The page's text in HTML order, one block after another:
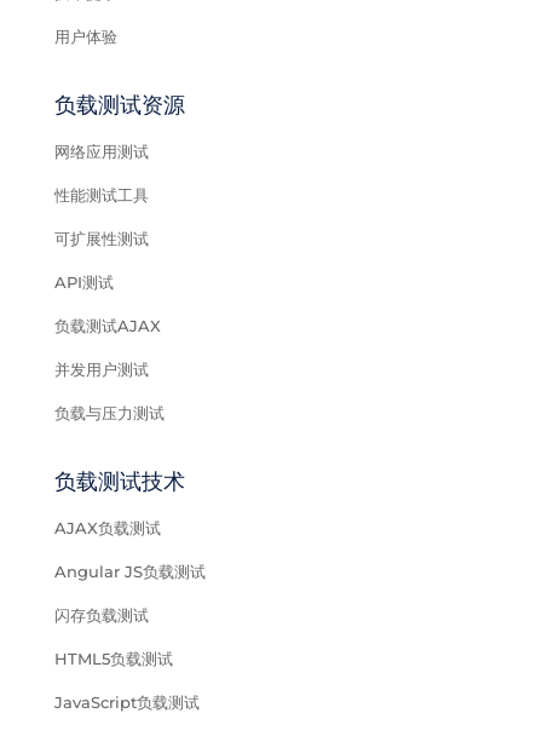
用户体验
负载测试资源
网络应用测试
性能测试工具
可扩展性测试
API测试
负载测试AJAX
并发用户测试
负载与压力测试
负载测试技术
AJAX负载测试
Angular JS负载测试
闪存负载测试
HTML5负载测试
JavaScript负载测试